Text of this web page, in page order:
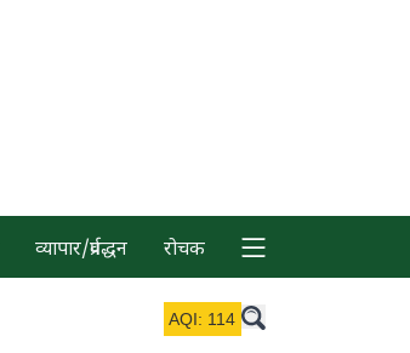
व्यापार/प्रर्वद्धन रोचक
AQI: 114